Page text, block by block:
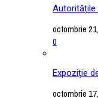
Autoritățile
octombrie
0
Expoziție
octombrie